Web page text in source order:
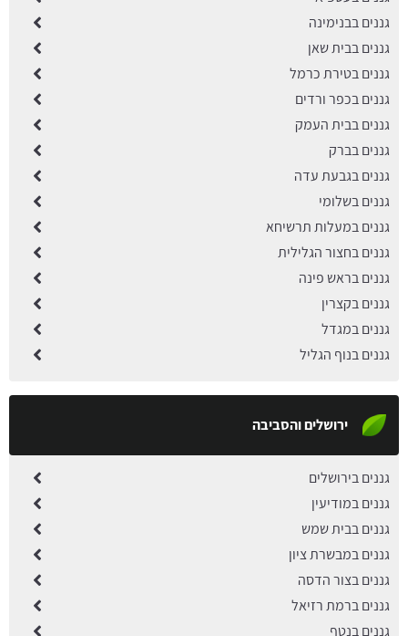
גננים בבנימינה
גננים בבית שאן
גננים בטירת כרמל
גננים בכפר ורדים
גננים בבית העמק
גננים בברק
גננים בגבעת עדה
גננים בשלומי
גננים במעלות תרשיחא
גננים בחצור הגלילית
גננים בראש פינה
גננים בקצרין
גננים במגדל
גננים בנוף הגליל
ירושלים והסביבה
גננים בירושלים
גננים במודיעין
גננים בבית שמש
גננים במבשרת ציון
גננים בצור הדסה
גננים ברמת רזיאל
גננים בנטף